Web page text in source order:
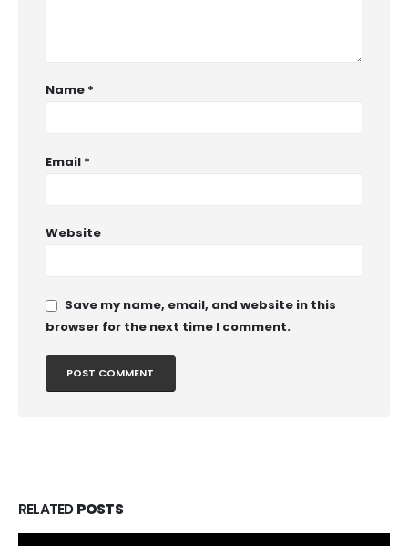
Name *
Email *
Website
Save my name, email, and website in this
browser for the next time I comment.
RELATEDPOSTS